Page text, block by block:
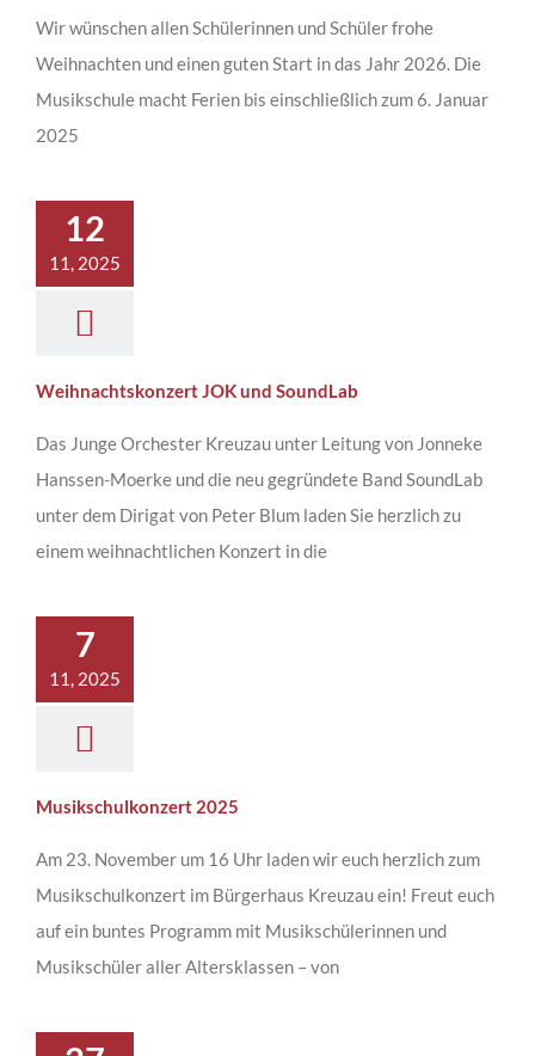
Wir wünschen allen Schülerinnen und Schüler frohe
Weihnachten und einen guten Start in das Jahr 2026. Die
Musikschule macht Ferien bis einschließlich zum 6. Januar
2025
12
11, 2025
Weihnachtskonzert JOK und SoundLab
Das Junge Orchester Kreuzau unter Leitung von Jonneke
Hanssen-Moerke und die neu gegründete Band SoundLab
unter dem Dirigat von Peter Blum laden Sie herzlich zu
einem weihnachtlichen Konzert in die
7
11, 2025
Musikschulkonzert 2025
Am 23. November um 16 Uhr laden wir euch herzlich zum
Musikschulkonzert im Bürgerhaus Kreuzau ein! Freut euch
auf ein buntes Programm mit Musikschülerinnen und
Musikschüler aller Altersklassen – von